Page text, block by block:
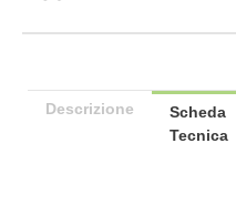
Descrizione
Scheda
Tecnica